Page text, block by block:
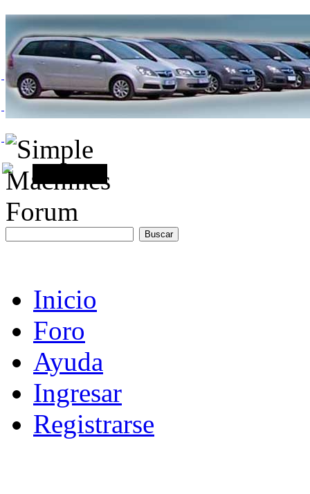
Inicio
Foro
Ayuda
Ingresar
Registrarse